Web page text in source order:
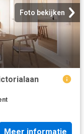
Foto bekijken
Meer informatie